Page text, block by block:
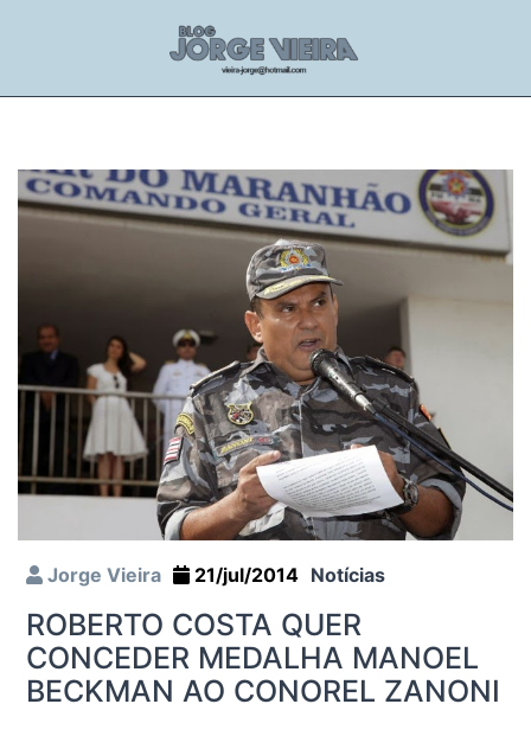
Jorge Vieira 21/jul/2014 Notícias
ROBERTO COSTA QUER
CONCEDER MEDALHA MANOEL
BECKMAN AO CONOREL ZANONI